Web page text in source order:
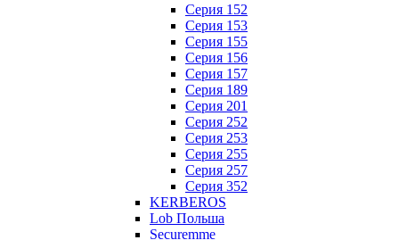
Серия 152
Серия 153
Серия 155
Серия 156
Серия 157
Серия 189
Серия 201
Серия 252
Серия 253
Серия 255
Серия 257
Серия 352
KERBEROS
Lob Польша
Securemme